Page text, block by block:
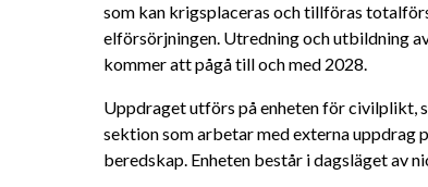
som kan krigsplaceras och tillföras
elförsörjningen. Utredning och utbildning
kommer att pågå till och med 2028.
Uppdraget utförs på enheten för civilplikt,
sektion som arbetar med externa uppdrag
beredskap. Enheten består i dagsläget av